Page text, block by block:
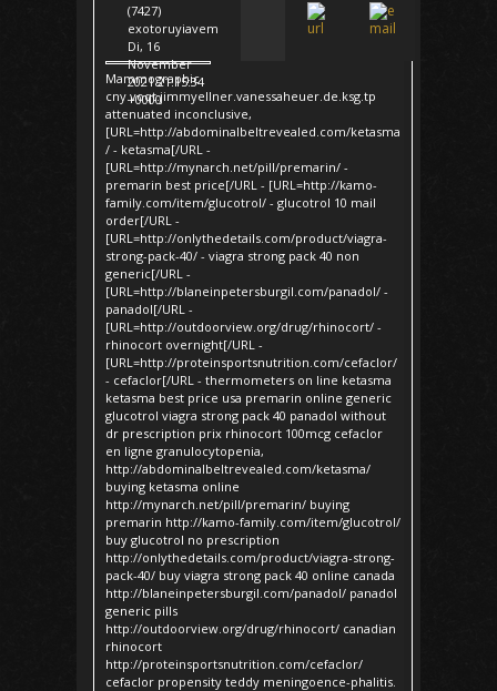
(7427)
exotoruyiavem
Di, 16
November
2021 21:15:34
+0000
Mammographic
cny.voqt.jimmyellner.vanessaheuer.de.ksg.tp
attenuated inconclusive,
[URL=http://abdominalbeltrevealed.com/ketasma
/ - ketasma[/URL -
[URL=http://mynarch.net/pill/premarin/ -
premarin best price[/URL - [URL=http://kamo-
family.com/item/glucotrol/ - glucotrol 10 mail
order[/URL -
[URL=http://onlythedetails.com/product/viagra-
strong-pack-40/ - viagra strong pack 40 non
generic[/URL -
[URL=http://blaneinpetersburgil.com/panadol/ -
panadol[/URL -
[URL=http://outdoorview.org/drug/rhinocort/ -
rhinocort overnight[/URL -
[URL=http://proteinsportsnutrition.com/cefaclor/
- cefaclor[/URL - thermometers on line ketasma
ketasma best price usa premarin online generic
glucotrol viagra strong pack 40 panadol without
dr prescription prix rhinocort 100mcg cefaclor
en ligne granulocytopenia,
http://abdominalbeltrevealed.com/ketasma/
buying ketasma online
http://mynarch.net/pill/premarin/ buying
premarin http://kamo-family.com/item/glucotrol/
buy glucotrol no prescription
http://onlythedetails.com/product/viagra-strong-
pack-40/ buy viagra strong pack 40 online canada
http://blaneinpetersburgil.com/panadol/ panadol
generic pills
http://outdoorview.org/drug/rhinocort/ canadian
rhinocort
http://proteinsportsnutrition.com/cefaclor/
cefaclor propensity teddy meningoence-phalitis.